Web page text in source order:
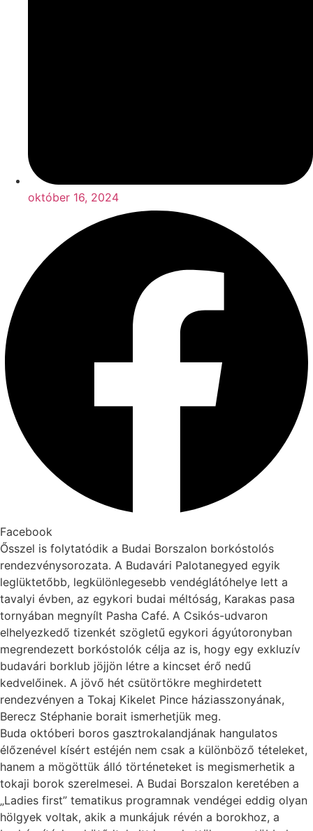
október 16, 2024
Facebook
Ősszel is folytatódik a Budai Borszalon borkóstolós
rendezvénysorozata. A Budavári Palotanegyed egyik
leglüktetőbb, legkülönlegesebb vendéglátóhelye lett a
tavalyi évben, az egykori budai méltóság, Karakas pasa
tornyában megnyílt Pasha Café. A Csikós-udvaron
elhelyezkedő tizenkét szögletű egykori ágyútoronyban
megrendezett borkóstolók célja az is, hogy egy exkluzív
budavári borklub jöjjön létre a kincset érő nedű
kedvelőinek. A jövő hét csütörtökre meghirdetett
rendezvényen a Tokaj Kikelet Pince háziasszonyának,
Berecz Stéphanie borait ismerhetjük meg.
Buda októberi boros gasztrokalandjának hangulatos
élőzenével kísért estéjén nem csak a különböző tételeket,
hanem a mögöttük álló történeteket is megismerhetik a
tokaji borok szerelmesei. A Budai Borszalon keretében a
„Ladies first” tematikus programnak vendégei eddig olyan
hölgyek voltak, akik a munkájuk révén a borokhoz, a